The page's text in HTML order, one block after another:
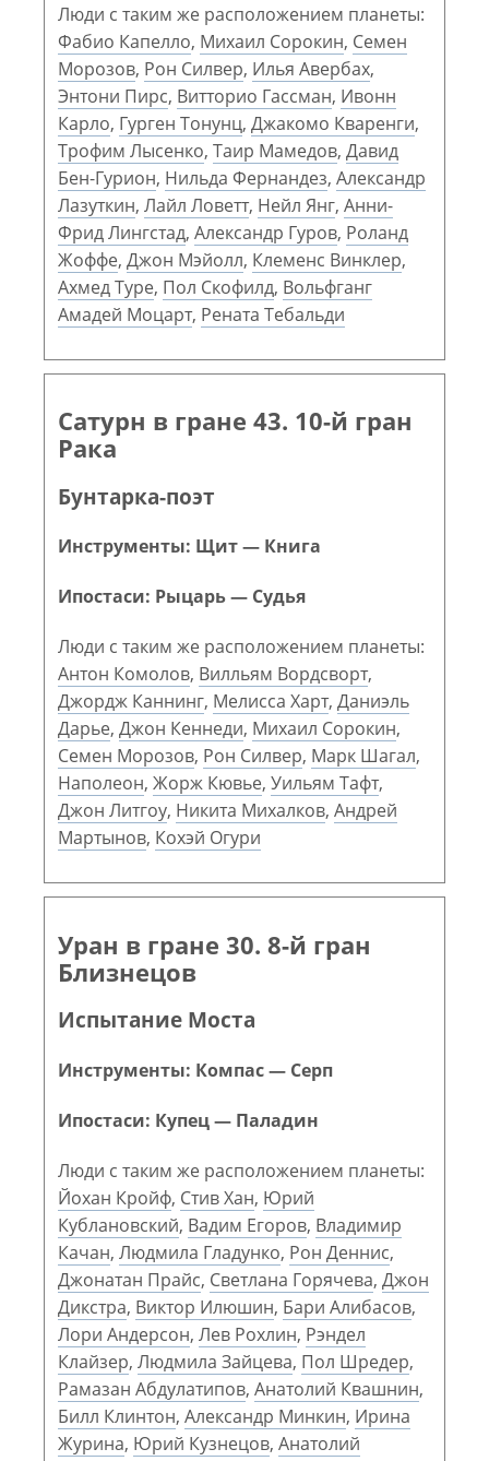
Люди с таким же расположением планеты:
Фабио Капелло, Михаил Сорокин, Семен
Морозов, Рон Силвер, Илья Авербах,
Энтони Пирс, Витторио Гассман, Ивонн
Карло, Гурген Тонунц, Джакомо Кваренги,
Трофим Лысенко, Таир Мамедов, Давид
Бен-Гурион, Нильда Фернандез, Александр
Лазуткин, Лайл Ловетт, Нейл Янг, Анни-
Фрид Лингстад, Александр Гуров, Роланд
Жоффе, Джон Мэйолл, Клеменс Винклер,
Ахмед Туре, Пол Скофилд, Вольфганг
Амадей Моцарт, Рената Тебальди
Сатурн в гране 43. 10-й гран
Рака
Бунтарка-поэт
Инструменты: Щит — Книга
Ипостаси: Рыцарь — Судья
Люди с таким же расположением планеты:
Антон Комолов, Вилльям Вордсворт,
Джордж Каннинг, Мелисса Харт, Даниэль
Дарье, Джон Кеннеди, Михаил Сорокин,
Семен Морозов, Рон Силвер, Марк Шагал,
Наполеон, Жорж Кювье, Уильям Тафт,
Джон Литгоу, Никита Михалков, Андрей
Мартынов, Кохэй Огури
Уран в гране 30. 8-й гран
Близнецов
Испытание Моста
Инструменты: Компас — Серп
Ипостаси: Купец — Паладин
Люди с таким же расположением планеты:
Йохан Кройф, Стив Хан, Юрий
Кублановский, Вадим Егоров, Владимир
Качан, Людмила Гладунко, Рон Деннис,
Джонатан Прайс, Светлана Горячева, Джон
Дикстра, Виктор Илюшин, Бари Алибасов,
Лори Андерсон, Лев Рохлин, Рэндел
Клайзер, Людмила Зайцева, Пол Шредер,
Рамазан Абдулатипов, Анатолий Квашнин,
Билл Клинтон, Александр Минкин, Ирина
Журина, Юрий Кузнецов, Анатолий